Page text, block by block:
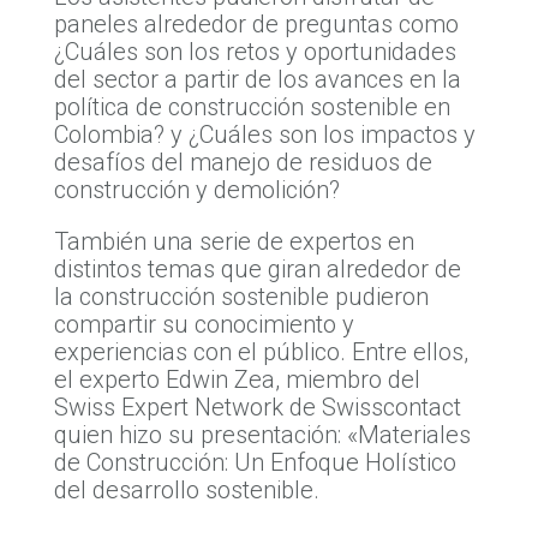
paneles alrededor de preguntas como
¿Cuáles son los retos y oportunidades
del sector a partir de los avances en la
política de construcción sostenible en
Colombia? y ¿Cuáles son los impactos y
desafíos del manejo de residuos de
construcción y demolición?
También una serie de expertos en
distintos temas que giran alrededor de
la construcción sostenible pudieron
compartir su conocimiento y
experiencias con el público. Entre ellos,
el experto Edwin Zea, miembro del
Swiss Expert Network de Swisscontact
quien hizo su presentación: «Materiales
de Construcción: Un Enfoque Holístico
del desarrollo sostenible.